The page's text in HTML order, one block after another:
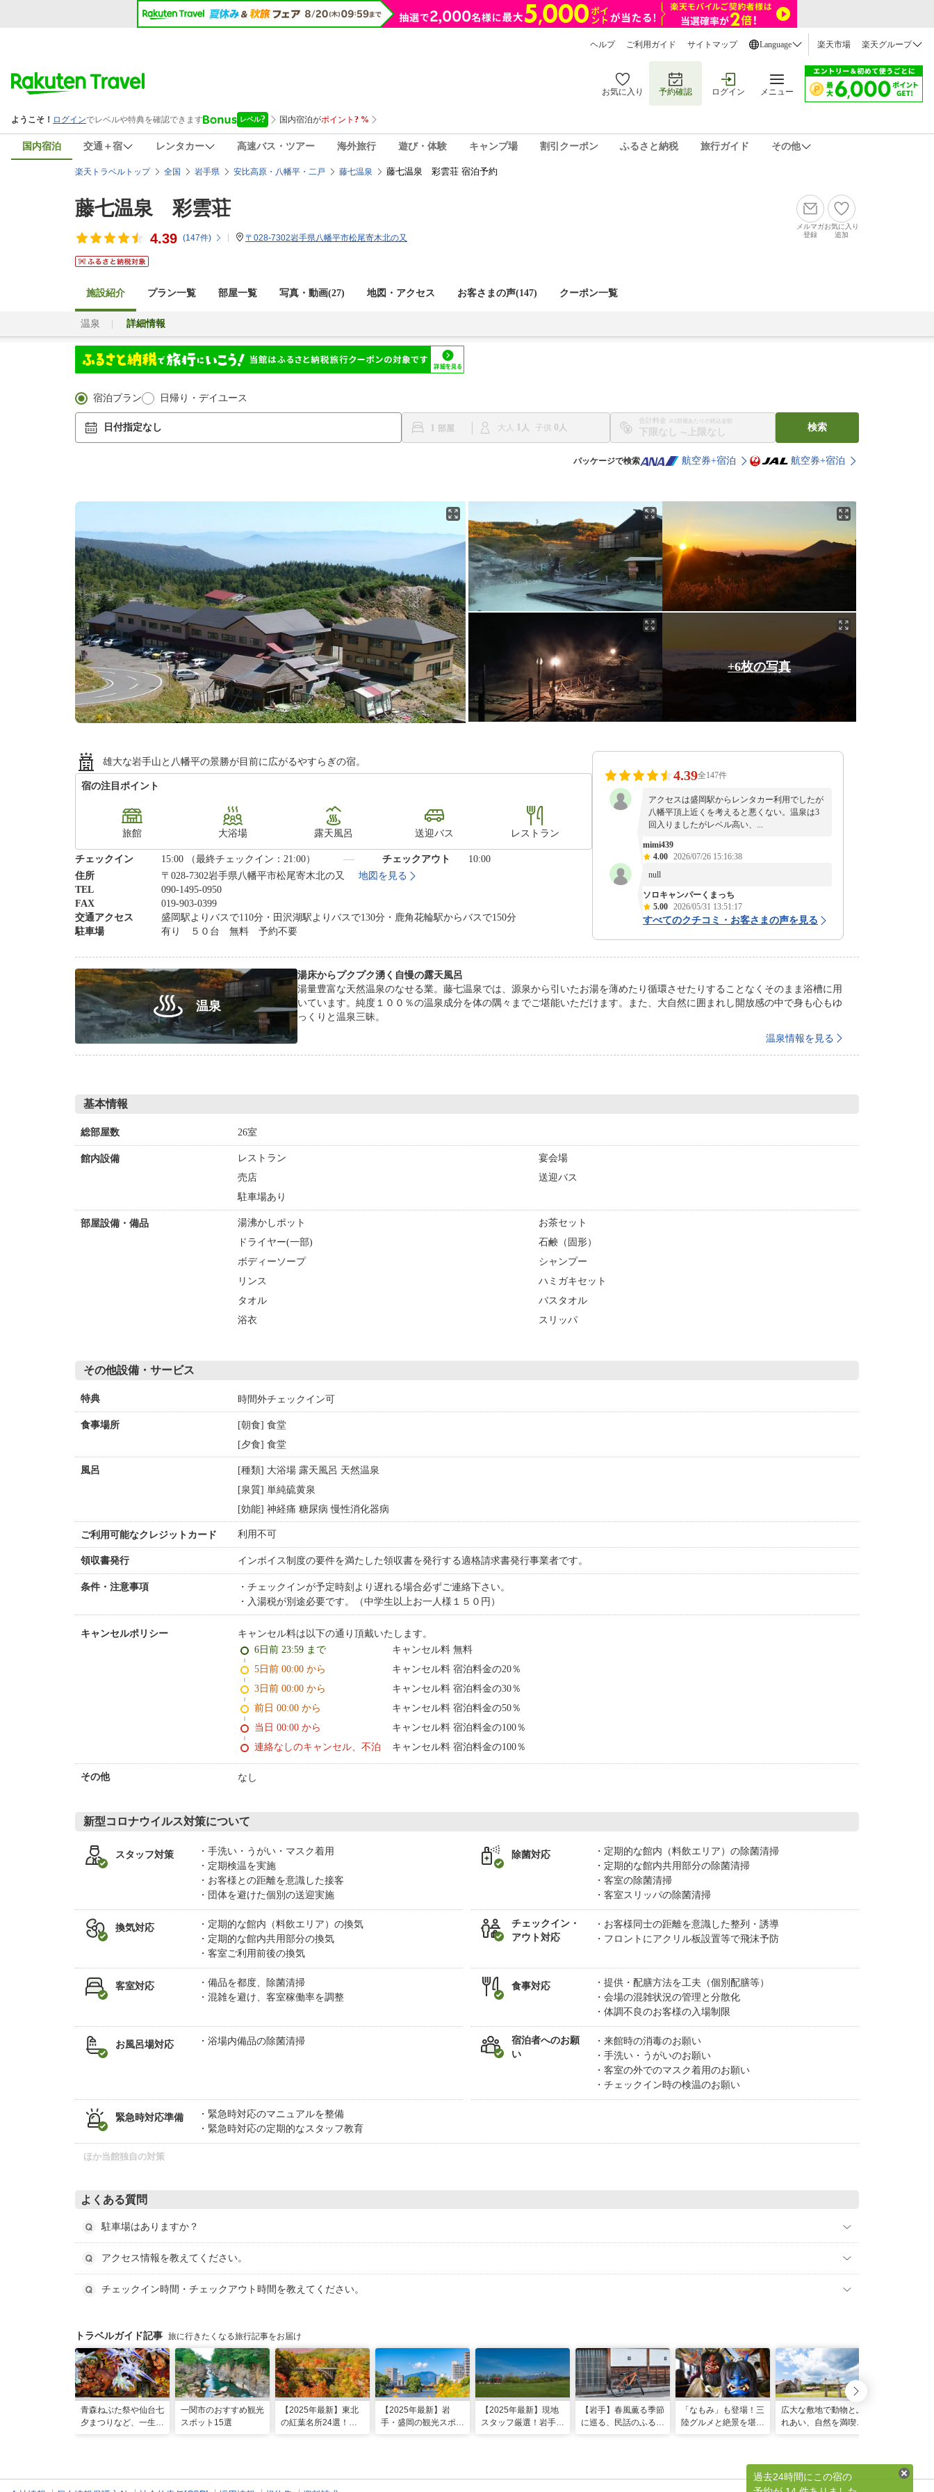
ヘルプ ご利用ガイド サイトマップ Language 楽天市場 楽天グループ
お気に入り 予約確認 ログイン メニュー
国内宿泊 交通＋宿 レンタカー 高速バス・ツアー 海外旅行 遊び・体験 キャンプ場 割引クーポン ふるさと納税 旅行ガイド その他
楽天トラベルトップ 全国 岩手県 安比高原・八幡平・二戸 藤七温泉 藤七温泉 彩雲荘 宿泊予約
藤七温泉 彩雲荘
4.39 (147件) 〒028-7302岩手県八幡平市松尾寄木北の又
メルマガ
登録
お気に入り
追加
施設紹介 プラン一覧 部屋一覧 写真・動画(27) 地図・アクセス お客さまの声(147) クーポン一覧
温泉 詳細情報
宿泊プラン 日帰り・デイユース
日付指定なし 1 大人 1 子供 0
合計料金 ※1部屋あたりの税込金額
〜
検索
パッケージで検索 航空券+宿泊 航空券+宿泊
+6枚の写真
雄大な岩手山と八幡平の景勝が目前に広がるやすらぎの宿。
宿の注目ポイント
旅館 大浴場 露天風呂 送迎バス レストラン
チェックイン 15:00 （最終チェックイン：21:00） チェックアウト
10:00
住所
〒028-7302岩手県八幡平市松尾寄木北の又
地図を見る
TEL
090-1495-0950
FAX
019-903-0399
交通アクセス
盛岡駅よりバスで110分・田沢湖駅よりバスで130分・鹿角花輪駅からバスで150分
駐車場
有り ５０台 無料 予約不要
4.39全147件
アクセスは盛岡駅からレンタカー利用でしたが
八幡平頂上近くを考えると悪くない。温泉は3
回入りましたがレベル高い、...
mimi439
4.00 2026/07/26 15:16:38
null
ソロキャンパーくまっち
5.00 2026/05/31 13:51:17
すべてのクチコミ・お客さまの声を見る
温泉
湯床からプクプク湧く自慢の露天風呂
湯量豊富な天然温泉のなせる業。藤七温泉では、源泉から引いたお湯を薄めたり循環させたりすることなくそのまま浴槽に用
いています。純度１００％の温泉成分を体の隅々までご堪能いただけます。また、大自然に囲まれし開放感の中で身も心もゆ
っくりと温泉三昧。
温泉情報を見る
基本情報
総部屋数 26室
館内設備 レストラン
宴会場
売店
送迎バス
駐車場あり
部屋設備・備品 湯沸かしポット
お茶セット
ドライヤー(一部)
石鹸（固形）
ボディーソープ
シャンプー
リンス
ハミガキセット
タオル
バスタオル
浴衣
スリッパ
その他設備・サービス
特典 時間外チェックイン可
食事場所
[朝食] 食堂
[夕食] 食堂
風呂
[種類] 大浴場 露天風呂 天然温泉
[泉質] 単純硫黄泉
[効能] 神経痛 糖尿病 慢性消化器病
ご利用可能なクレジットカード 利用不可
領収書発行 インボイス制度の要件を満たした領収書を発行する適格請求書発行事業者です。
条件・注意事項
チェックインが予定時刻より遅れる場合必ずご連絡下さい。
入湯税が別途必要です。（中学生以上お一人様１５０円）
キャンセルポリシー キャンセル料は以下の通り頂戴いたします。
6日前 23:59 まで
キャンセル料 無料
5日前 00:00 から
キャンセル料 宿泊料金の20％
3日前 00:00 から
キャンセル料 宿泊料金の30％
前日 00:00 から
キャンセル料 宿泊料金の50％
当日 00:00 から
キャンセル料 宿泊料金の100％
連絡なしのキャンセル、不泊
キャンセル料 宿泊料金の100％
その他 なし
新型コロナウイルス対策について
スタッフ対策
手洗い・うがい・マスク着用
定期検温を実施
お客様との距離を意識した接客
団体を避けた個別の送迎実施
除菌対応
定期的な館内（料飲エリア）の除菌清掃
定期的な館内共用部分の除菌清掃
客室の除菌清掃
客室スリッパの除菌清掃
換気対応
定期的な館内（料飲エリア）の換気
定期的な館内共用部分の換気
客室ご利用前後の換気
チェックイン・
アウト対応
お客様同士の距離を意識した整列・誘導
フロントにアクリル板設置等で飛沫予防
客室対応
備品を都度、除菌清掃
混雑を避け、客室稼働率を調整
食事対応
提供・配膳方法を工夫（個別配膳等）
会場の混雑状況の管理と分散化
体調不良のお客様の入場制限
お風呂場対応 浴場内備品の除菌清掃
宿泊者へのお願
い
来館時の消毒のお願い
手洗い・うがいのお願い
客室の外でのマスク着用のお願い
チェックイン時の検温のお願い
緊急時対応準備
緊急時対応のマニュアルを整備
緊急時対応の定期的なスタッフ教育
ほか当館独自の対策
よくある質問
駐車場はありますか？
アクセス情報を教えてください。
チェックイン時間・チェックアウト時間を教えてください。
トラベルガイド記事 旅に行きたくなる旅行記事をお届け
青森ねぶた祭や仙台七
夕まつりなど、一生に
一関市のおすすめ観光
スポット15選
【2025年最新】東北
の紅葉名所24選！見
【2025年最新】岩
手・盛岡の観光スポッ
【2025年最新】現地
スタッフ厳選！岩手県
【岩手】春風薫る季節
に巡る、民話のふるさ
「なもみ」も登場！三
陸グルメと絶景を堪能
広大な敷地で動物とふ
れあい、自然を満喫！
過去24時間にこの宿の